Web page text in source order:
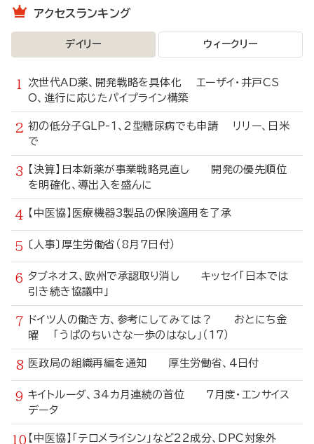
アクセスランキング
デイリー ウィークリー
次世代AD薬、開発戦略を具体化 エーザイ・井戸CS
O、進行に応じたパイプライン構築
初の低分子GLP-1、2型糖尿病でも申請 リリー、日米
で
【決算】日本新薬が事業戦略見直し 開発の優先順位
を明確化、導出入を盛んに
【中医協】医療機器3製品の保険適用を了承
〔人事〕厚生労働省（8月7日付）
タブネオス、欧州で承認取り消し キッセイ「日本では
引き続き協議中」
ドイツ人の働き方、参考にしてみては？ おとにち金
曜 「うぱのちいさな一歩のはなし」（17）
医政局の組織再編を通知 厚生労働省、4日付
キイトルーダ、34カ月連続の首位 7月度・エンサイス
データ
【中医協】「テロメライシン」など22成分、DPC対象外